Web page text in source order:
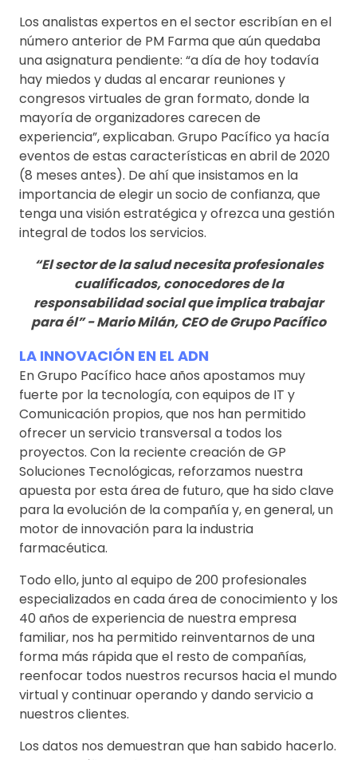
Los analistas expertos en el sector escribían en el
número anterior de PM Farma que aún quedaba
una asignatura pendiente: “a día de hoy todavía
hay miedos y dudas al encarar reuniones y
congresos virtuales de gran formato, donde la
mayoría de organizadores carecen de
experiencia”, explicaban. Grupo Pacífico ya hacía
eventos de estas características en abril de 2020
(8 meses antes). De ahí que insistamos en la
importancia de elegir un socio de confianza, que
tenga una visión estratégica y ofrezca una gestión
integral de todos los servicios.
“El sector de la salud necesita profesionales
cualificados, conocedores de la
responsabilidad social que implica trabajar
para él” - Mario Milán, CEO de Grupo Pacífico
LA INNOVACIÓN EN EL ADN
En Grupo Pacífico hace años apostamos muy
fuerte por la tecnología, con equipos de IT y
Comunicación propios, que nos han permitido
ofrecer un servicio transversal a todos los
proyectos. Con la reciente creación de GP
Soluciones Tecnológicas, reforzamos nuestra
apuesta por esta área de futuro, que ha sido clave
para la evolución de la compañía y, en general, un
motor de innovación para la industria
farmacéutica.
Todo ello, junto al equipo de 200 profesionales
especializados en cada área de conocimiento y los
40 años de experiencia de nuestra empresa
familiar, nos ha permitido reinventarnos de una
forma más rápida que el resto de compañías,
reenfocar todos nuestros recursos hacia el mundo
virtual y continuar operando y dando servicio a
nuestros clientes.
Los datos nos demuestran que han sabido hacerlo.